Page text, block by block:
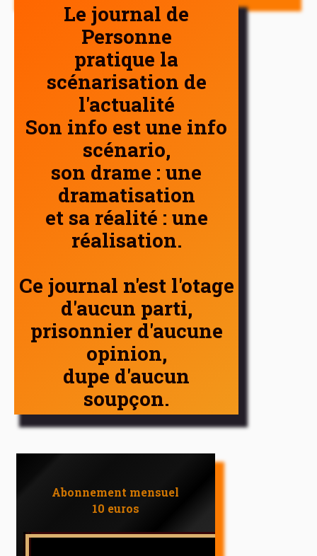
Le journal de
Personne
pratique la
scénarisation de
l'actualité
Son info est une info
scénario,
son drame : une
dramatisation
et sa réalité : une
réalisation.
Ce journal n'est l'otage
d'aucun parti,
prisonnier d'aucune
opinion,
dupe d'aucun
soupçon.
Abonnement mensuel
10 euros